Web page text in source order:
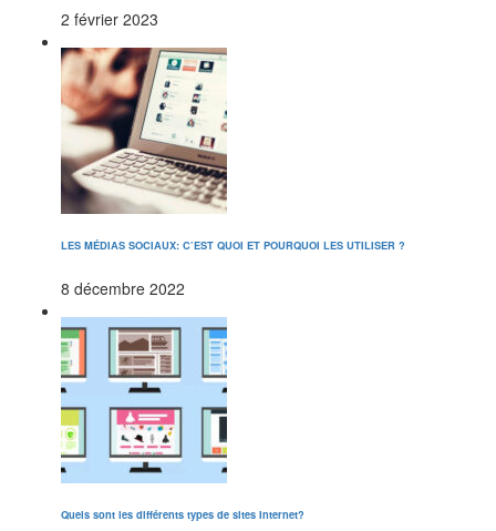
2 février 2023
LES MÉDIAS SOCIAUX: C’EST QUOI ET POURQUOI LES UTILISER ?
8 décembre 2022
Quels sont les différents types de sites Internet?